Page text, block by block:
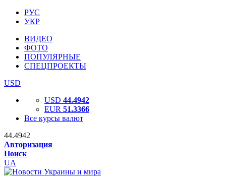
РУС
УКР
ВИДЕО
ФОТО
ПОПУЛЯРНЫЕ
СПЕЦПРОЕКТЫ
USD
USD 44.4942
EUR 51.3366
Все курсы валют
44.4942
Авторизация
Поиск
UA